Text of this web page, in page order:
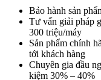
Bảo hành sản
Tư vấn giải pháp
300 triệu/máy
Sản phẩm chính
tới khách hàng
Chuyên gia đầu
kiệm 30% – 40%